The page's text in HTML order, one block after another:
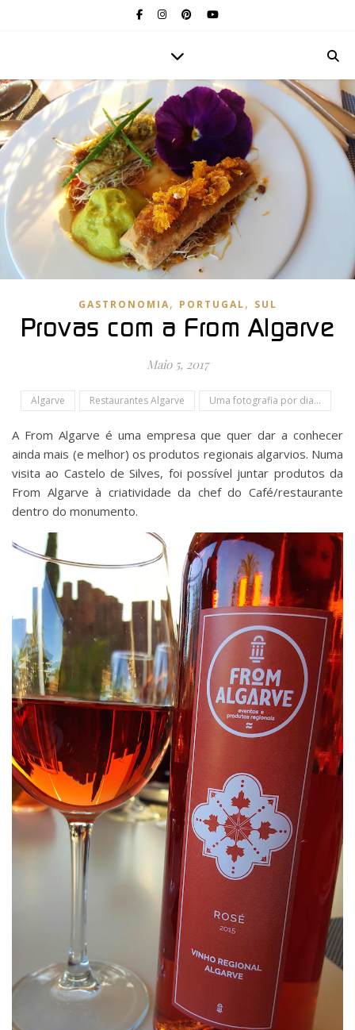
GASTRONOMIA, PORTUGAL, SUL
Provas com a From Algarve
Maio 5, 2017
Algarve Restaurantes Algarve Uma fotografia por dia...
A From Algarve é uma empresa que quer dar a conhecer
ainda mais (e melhor) os produtos regionais algarvios. Numa
visita ao Castelo de Silves, foi possível juntar produtos da
From Algarve à criatividade da chef do Café/restaurante
dentro do monumento.